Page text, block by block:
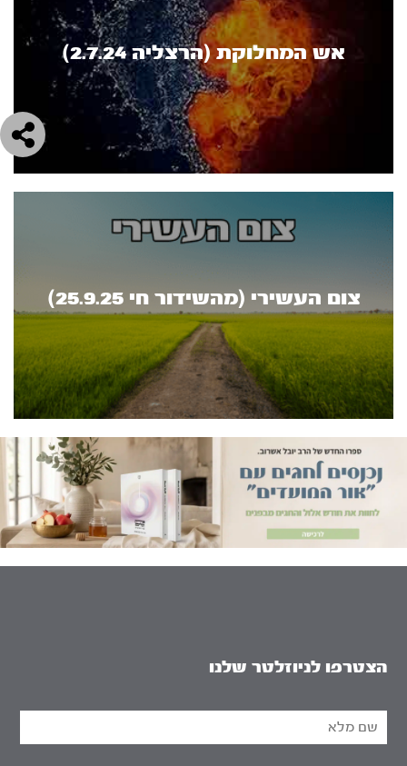
אש המחלוקת (הרצליה 2.7.24)
צום העשירי (מהשידור חי 25.9.25)
הצטרפו לניוזלטר שלנו